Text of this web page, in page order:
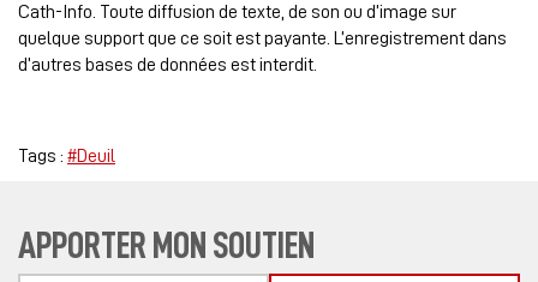
Cath-Info. Toute diffusion de texte, de son ou d’image sur
quelque support que ce soit est payante. L’enregistrement dans
d’autres bases de données est interdit.
Tags : #Deuil
APPORTER MON SOUTIEN